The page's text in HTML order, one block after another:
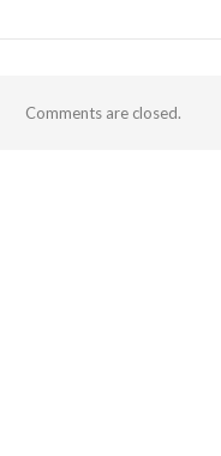
Comments are closed.